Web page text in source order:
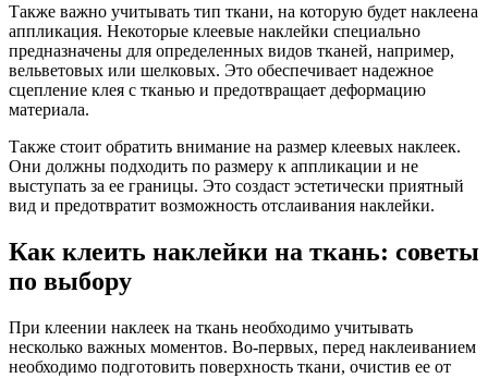
Также важно учитывать тип ткани, на которую будет наклеена
аппликация. Некоторые клеевые наклейки специально
предназначены для определенных видов тканей, например,
вельветовых или шелковых. Это обеспечивает надежное
сцепление клея с тканью и предотвращает деформацию
материала.
Также стоит обратить внимание на размер клеевых наклеек.
Они должны подходить по размеру к аппликации и не
выступать за ее границы. Это создаст эстетически приятный
вид и предотвратит возможность отслаивания наклейки.
Как клеить наклейки на ткань: советы
по выбору
При клеении наклеек на ткань необходимо учитывать
несколько важных моментов. Во-первых, перед наклеиванием
необходимо подготовить поверхность ткани, очистив ее от